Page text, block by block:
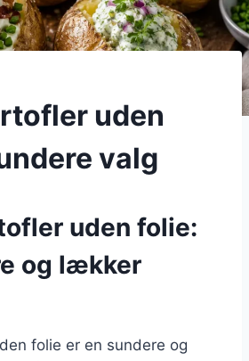
uden
valg
uden folie:
og lækker
folie er en sundere og